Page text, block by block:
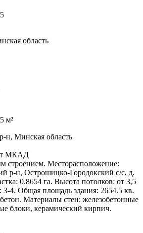
область
м²
н, Минская область
МКАД
строением. Месторасположение:
р-н, Острошицко-Городокский с/с, д.
0.8654 га. Высота потолков: от 3,5
3-4. Общая площадь здания: 2654.5 кв.
Материалы стен: железобетонные
блоки, керамический кирпич.